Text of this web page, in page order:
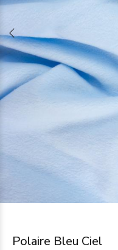
Polaire Bleu Ciel